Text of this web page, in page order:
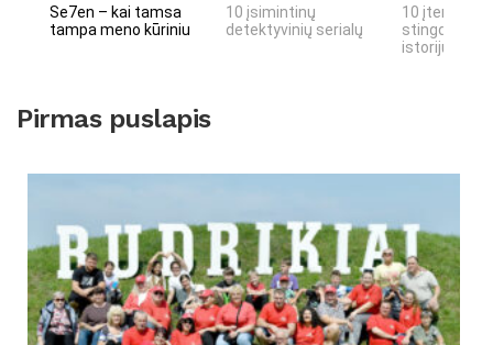
Se7en – kai tamsa
tampa meno kūriniu
10 įsimintinų
detektyvinių serialų
10 įtemptų,
stingdančių
istorijų
Pirmas puslapis